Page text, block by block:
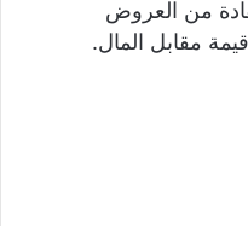
من العروض
مقابل المال.